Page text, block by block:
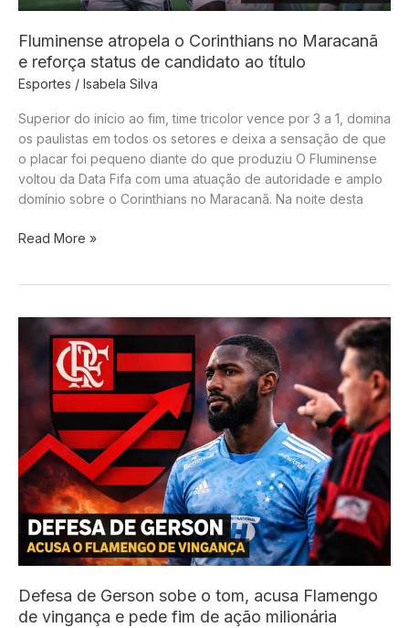
Fluminense atropela o Corinthians no Maracanã
e reforça status de candidato ao título
Esportes / Isabela Silva
Superior do início ao fim, time tricolor vence por 3 a 1, domina
os paulistas em todos os setores e deixa a sensação de que
o placar foi pequeno diante do que produziu O Fluminense
voltou da Data Fifa com uma atuação de autoridade e amplo
domínio sobre o Corinthians no Maracanã. Na noite desta
Fluminense
no
Maracanã
reforça
candidato
ao
título
Read More »
Defesa de Gerson sobe o tom, acusa Flamengo
de vingança e pede fim de ação milionária